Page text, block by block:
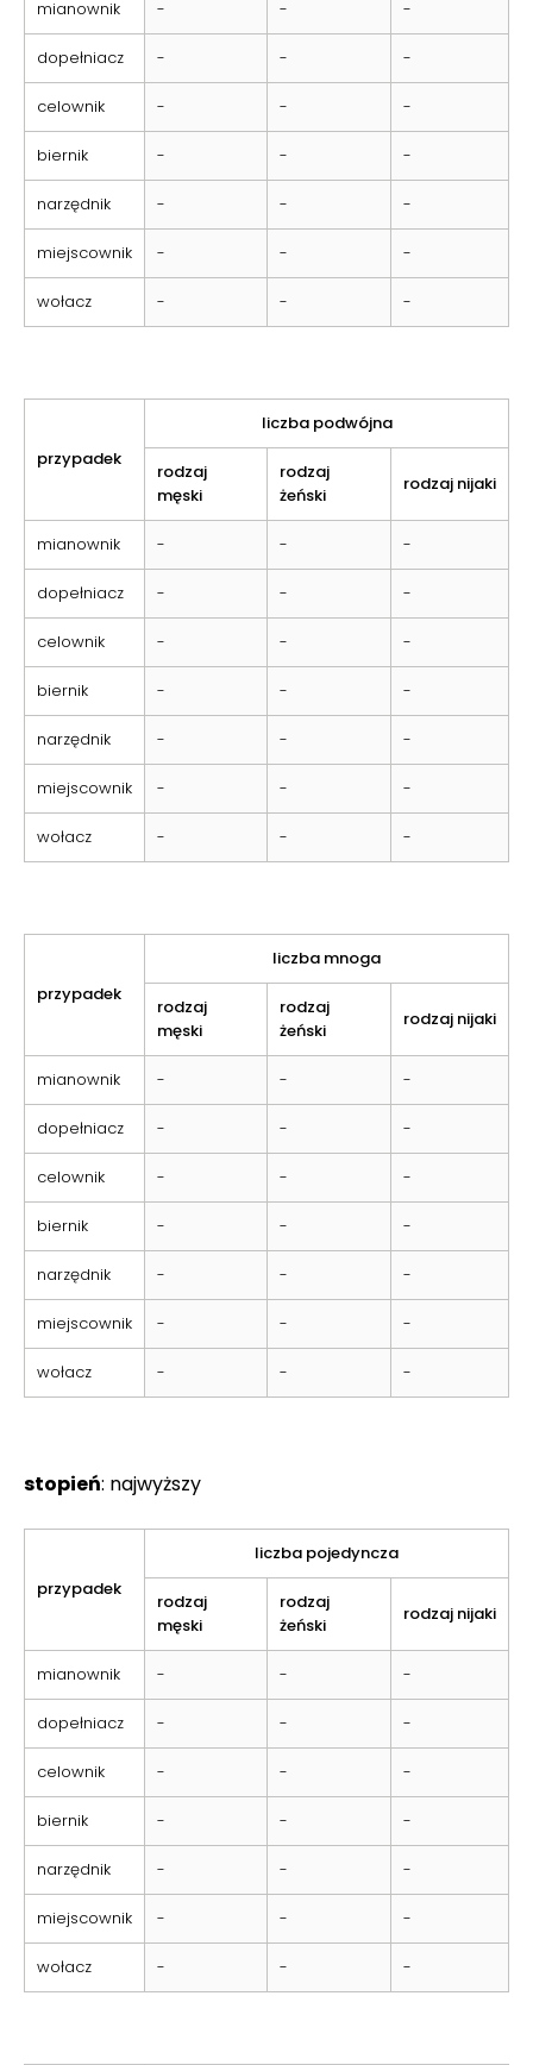
mianownik - - -
dopełniacz - - -
celownik - - -
biernik - - -
narzędnik - - -
miejscownik - - -
wołacz - - -
przypadek
liczba podwójna
rodzaj
męski
rodzaj
żeński
rodzaj nijaki
mianownik - - -
dopełniacz - - -
celownik - - -
biernik - - -
narzędnik - - -
miejscownik - - -
wołacz - - -
przypadek
liczba mnoga
rodzaj
męski
rodzaj
żeński
rodzaj nijaki
mianownik - - -
dopełniacz - - -
celownik - - -
biernik - - -
narzędnik - - -
miejscownik - - -
wołacz - - -
stopień: najwyższy
przypadek
liczba pojedyncza
rodzaj
męski
rodzaj
żeński
rodzaj nijaki
mianownik - - -
dopełniacz - - -
celownik - - -
biernik - - -
narzędnik - - -
miejscownik - - -
wołacz - - -